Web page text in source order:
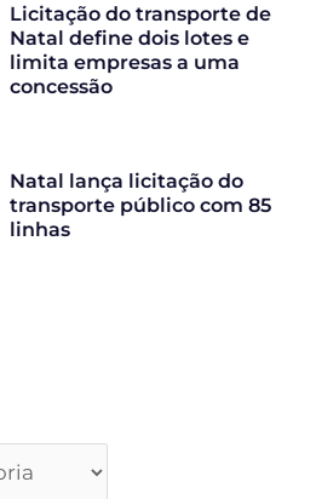
Licitação do transporte de
Natal define dois lotes e
limita empresas a uma
concessão
Natal lança licitação do
transporte público com 85
linhas